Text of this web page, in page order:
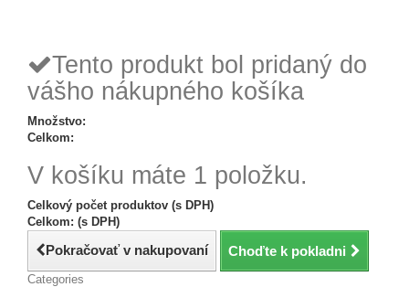
Tento produkt bol pridaný do
vášho nákupného košíka
Množstvo:
Celkom:
V košíku máte 1 položku.
Celkový počet produktov (s DPH)
Celkom: (s DPH)
Pokračovať v nakupovaní Choďte k pokladni
Categories